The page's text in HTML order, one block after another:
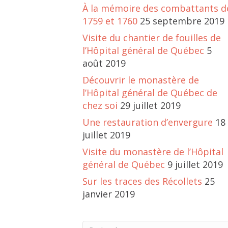
À la mémoire des combattants
1759 et 1760 25 septembre 2019
Visite du chantier de fouilles de
l’Hôpital général de Québec 5
août 2019
Découvrir le monastère de
l’Hôpital général de Québec de
chez soi 29 juillet 2019
Une restauration d’envergure 18
juillet 2019
Visite du monastère de l’Hôpital
général de Québec 9 juillet 2019
Sur les traces des Récollets 25
janvier 2019